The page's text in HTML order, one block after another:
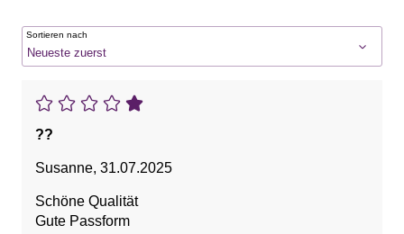
Sortieren nach
??
Susanne, 31.07.2025
Schöne Qualität
Gute Passform